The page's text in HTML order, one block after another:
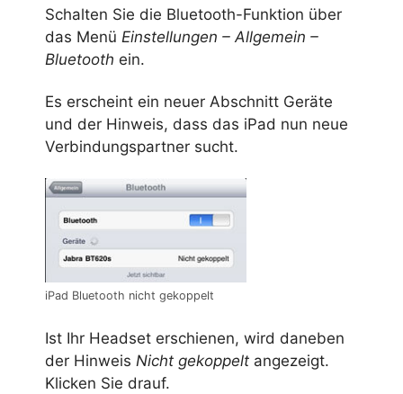
Schalten Sie die Bluetooth-Funktion über
das Menü Einstellungen – Allgemein –
Bluetooth ein.
Es erscheint ein neuer Abschnitt Geräte
und der Hinweis, dass das iPad nun neue
Verbindungspartner sucht.
iPad Bluetooth nicht gekoppelt
Ist Ihr Headset erschienen, wird daneben
der Hinweis Nicht gekoppelt angezeigt.
Klicken Sie drauf.